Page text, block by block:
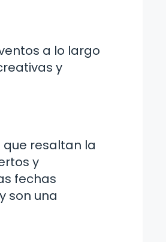
a lo largo
y
resaltan la
y
fechas
son una